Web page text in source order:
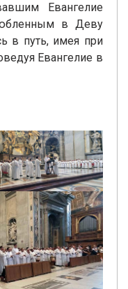
Евангелие
в Деву
в путь, имея при
Евангелие в